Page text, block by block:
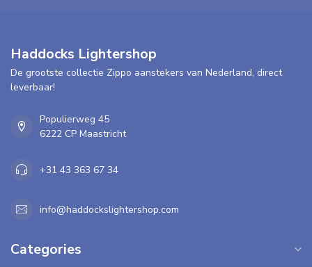
Haddocks Lightershop
De grootste collectie Zippo aanstekers van Nederland, direct
leverbaar!
Populierweg 45
6222 CP Maastricht
+31 43 363 67 34
info@haddockslightershop.com
Categories